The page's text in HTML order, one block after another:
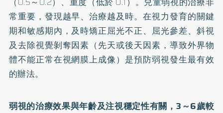
常重要，發現越早、治療越及時。在視力發育的關鍵
期和敏感期內，及時矯正屈光不正、屈光參差、斜視
及去除視覺剝奪因素（先天或後天因素，導致外界物
體不能正常在視網膜上成像）是預防弱視發生最有效
的辦法。
弱視的治療效果與年齡及注視穩定性有關，3～6歲較